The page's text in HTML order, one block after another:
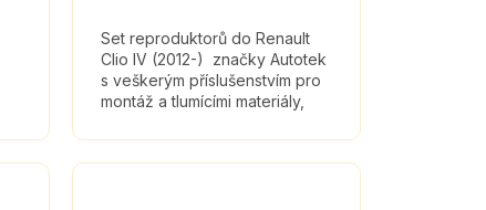
Set reproduktorů do Renault
Clio IV (2012-) značky Autotek
s veškerým příslušenstvím pro
montáž a tlumícími materiály,
zvuk reproduktorů.